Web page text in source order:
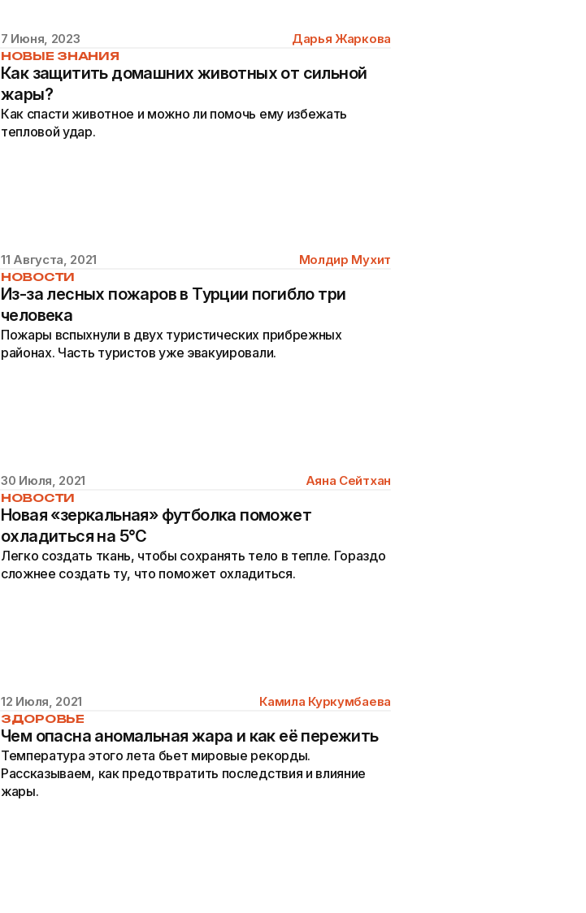
7 Июня, 2023 Дарья Жаркова
НОВЫЕ ЗНАНИЯ
Как защитить домашних животных от сильной
жары?
Как спасти животное и можно ли помочь ему избежать
тепловой удар.
11 Августа, 2021 Молдир Мухит
НОВОСТИ
Из-за лесных пожаров в Турции погибло три
человека
Пожары вспыхнули в двух туристических прибрежных
районах. Часть туристов уже эвакуировали.
30 Июля, 2021 Аяна Сейтхан
НОВОСТИ
Новая «зеркальная» футболка поможет
охладиться на 5°С
Легко создать ткань, чтобы сохранять тело в тепле. Гораздо
сложнее создать ту, что поможет охладиться.
12 Июля, 2021 Камила Куркумбаева
ЗДОРОВЬЕ
Чем опасна аномальная жара и как её пережить
Температура этого лета бьет мировые рекорды.
Рассказываем, как предотвратить последствия и влияние
жары.